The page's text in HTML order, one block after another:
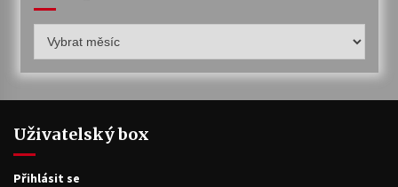
archiv
Uživatelský box
Přihlásit se